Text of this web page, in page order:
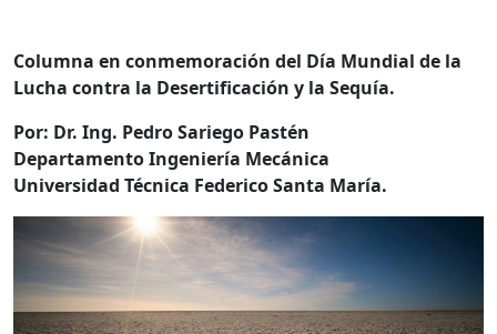
Columna en conmemoración del Día Mundial de la
Lucha contra la Desertificación y la Sequía.
Por: Dr. Ing. Pedro Sariego Pastén
Departamento Ingeniería Mecánica
Universidad Técnica Federico Santa María.